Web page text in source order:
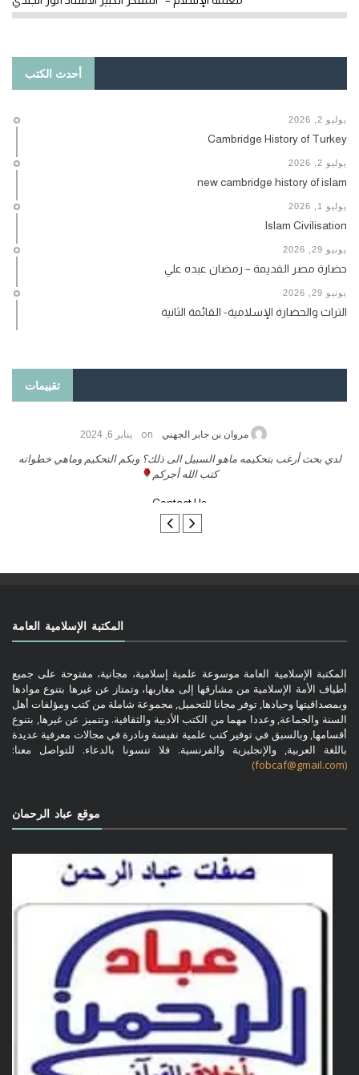
أحدث الكتب
يوليو 2, 2026
Cambridge History of Turkey
يوليو 2, 2026
new cambridge history of islam
يوليو 1, 2026
Islam Civilisation
يونيو 29, 2026
حضارة مصر القديمة – رمضان عبده علي
يونيو 29, 2026
التراث والحضارة الإسلامية- القائمة الثانية
تقييمات
لدي بحث
حامد الزريقي on يناير 25, 2026
السلام عليكم ورحمة الله وبركاتة أرغب بنشر كتابي معكم
المكتبة الإسلامية العامة
المكتبة الإسلامية العامة موسوعة علمية إسلامية، مجانية، مفتوحة على جميع
أطياف الأمة الإسلامية من مشارقها إلى مغاربها، وتمتاز عن غيرها بتنوع موادها
وبمصداقيتها وحيادها, توفر مجانا للتحميل, مجموعة شاملة من كتب ومؤلفات أهل
السنة والجماعة, وعددا مهما من الكتب الأدبية والثقافية. وتتميز عن غيرها, بتنوع
أقسامها, وبالسبق في توفير كتب علمية نفيسة ونادرة في مجالات معرفية عديدة
باللغة العربية, والإنجليزية والفرنسية. فلا تنسونا بالدعاء. للتواصل معنا:
(fobcaf@gmail.com)
موقع عباد الرحمان